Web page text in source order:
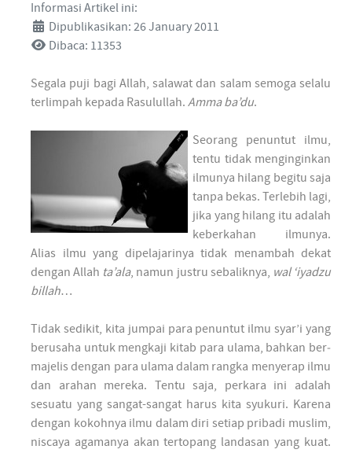
Informasi Artikel ini:
Dipublikasikan: 26 January 2011
Dibaca: 11353
Segala puji bagi Allah, salawat dan salam semoga selalu
ter­lim­pah kepada Rasulullah. Amma ba’du.
Seorang penun­tut ilmu,
tentu tidak meng­inginkan
ilmunya hilang begitu saja
tanpa bekas. Ter­lebih lagi,
jika yang hilang itu adalah
keber­kahan ilmunya.
Alias ilmu yang dipelajarinya tidak menam­bah dekat
dengan Allah ta’ala, namun jus­tru sebalik­nya, wal ‘iyadzu
billah…
Tidak sedikit, kita jum­pai para penun­tut ilmu syar’i yang
ber­usaha untuk meng­kaji kitab para ulama, bahkan ber­
majelis dengan para ulama dalam rangka menyerap ilmu
dan arahan mereka. Tentu saja, per­kara ini adalah
sesuatu yang sangat-sangat harus kita syukuri. Karena
dengan kokoh­nya ilmu dalam diri setiap pribadi mus­lim,
niscaya agamanya akan ter­topang lan­dasan yang kuat.